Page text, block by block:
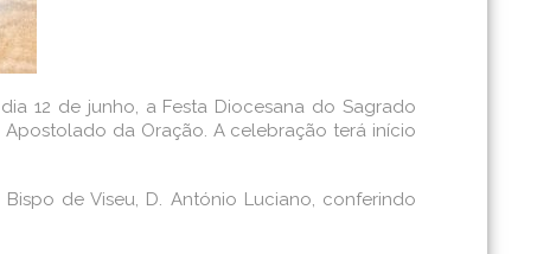
12 de junho, a Festa Diocesana do Sagrado
da Oração. A celebração terá início
de Viseu, D. António Luciano, conferindo